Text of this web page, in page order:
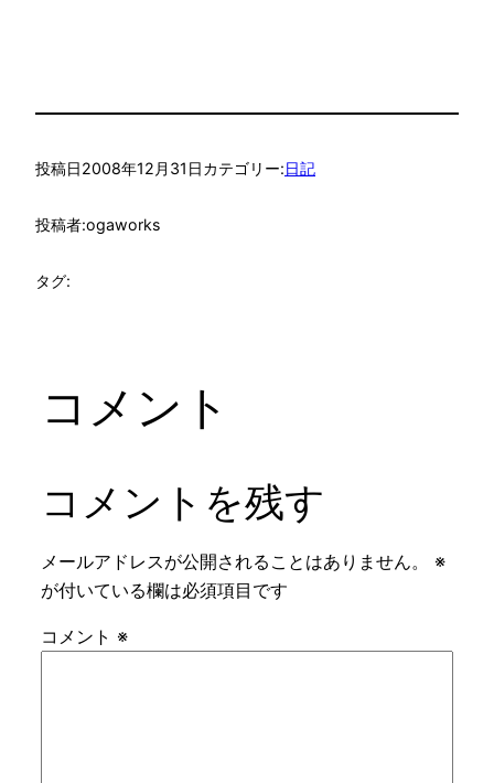
投稿日2008年12月31日カテゴリー:日記
投稿者:ogaworks
タグ:
コメント
コメントを残す
メールアドレスが公開されることはありません。
※
が付いている欄は必須項目です
コメント ※